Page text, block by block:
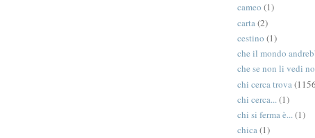
cameo (1)
carta(2)
cestino (1)
che il mondo
che se non li vedi
chi cerca trova
chi cerca...(1)
chi si ferma è...(1)
chica(1)